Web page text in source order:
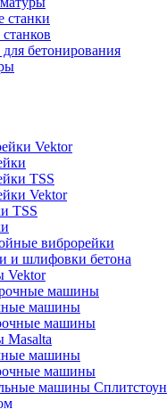
станки
бетонирования
Vektor
TSS
Vektor
TSS
виброрейки
и шлифовки бетона
Vektor
машины
машины
машины
Masalta
машины
машины
машины Сплитстоун